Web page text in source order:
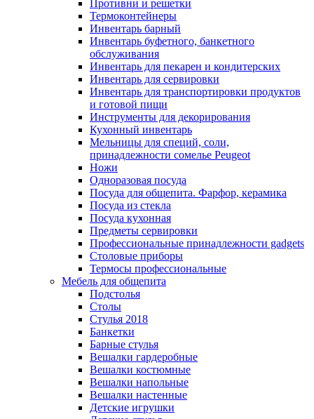
Противни и решетки
Термоконтейнеры
Инвентарь барный
Инвентарь буфетного, банкетного
обслуживания
Инвентарь для пекарен и кондитерских
Инвентарь для сервировки
Инвентарь для транспортировки продуктов
и готовой пищи
Инструменты для декорирования
Кухонный инвентарь
Мельницы для специй, соли,
принадлежности сомелье Peugeot
Ножи
Одноразовая посуда
Посуда для общепита. Фарфор, керамика
Посуда из стекла
Посуда кухонная
Предметы сервировки
Профессиональные принадлежности gadgets
Столовые приборы
Термосы профессиональные
Мебель для общепита
Подстолья
Столы
Стулья 2018
Банкетки
Барные стулья
Вешалки гардеробные
Вешалки костюмные
Вешалки напольные
Вешалки настенные
Детские игрушки